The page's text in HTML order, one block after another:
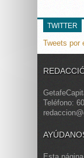
TWITTER
Tweets por
Teléfono: